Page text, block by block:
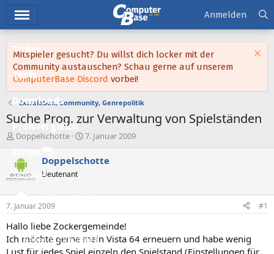
Ticker
Tests
Downloads
Preisvergleich
Forum
Aktuelles
Empfohlene Inhalte
Neueste Aktivitäten
Anmelden
Mitspieler gesucht? Du willst dich locker mit der
Community austauschen? Schau gerne auf unserem
ComputerBase Discord vorbei!
Extraleben, Community, Genrepolitik
Suche Prog. zur Verwaltung von Spielständen
E
r
s
t
e
e
r
Doppelschotte
E
s
t
a
m
7. Januar 2009
Doppelschotte
Lieutenant
7. Januar 2009 #1
Hallo liebe Zockergemeinde!
Ich möchte gerne mein Vista 64 erneuern und habe wenig
Lust für jedes Spiel einzeln den Spielstand (Einstellungen für